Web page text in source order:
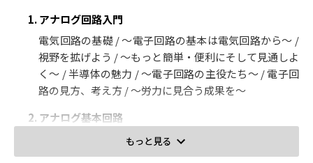
1. アナログ回路入門
電気回路の基礎 / ～電子回路の基本は電気回路から～ /
視野を拡げよう / ～もっと簡単・便利にそして見通しよ
く～ / 半導体の魅力 / ～電子回路の主役たち～ / 電子回
路の見方、考え方 / ～労力に見合う成果を～
2. アナログ基本回路
ダイオード回路 / ～時間波形で考える～ / フィルタ回路
/ ～周波数で考える～ / 信号増幅器 / ～小信号で考える
もっと見る